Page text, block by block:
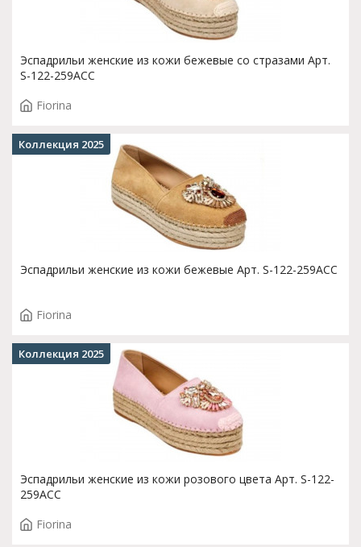
Эспадрильи женские из кожи бежевые со стразами Арт.
S-122-259ACC
Fiorina
Эспадрильи женские из кожи бежевые Арт. S-122-259ACC
Fiorina
Коллекция 2025
Эспадрильи женские из кожи розового цвета Арт. S-122-
259ACC
Fiorina
Коллекция 2025